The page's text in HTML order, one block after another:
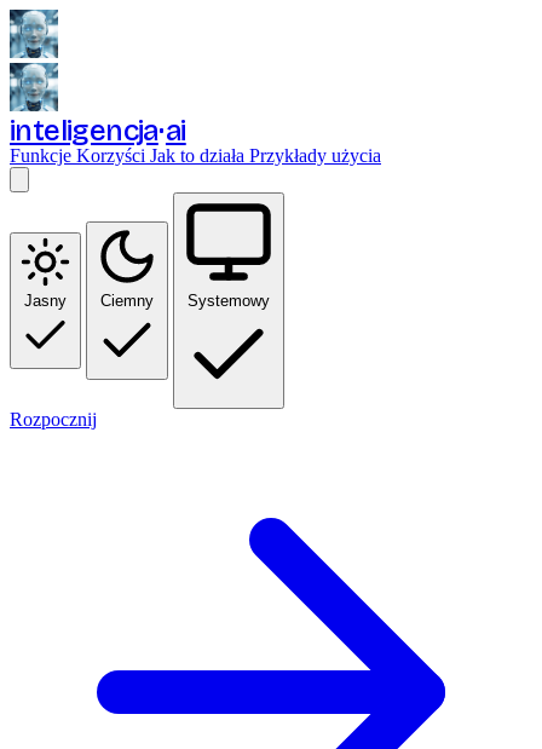
inteligencja ai
Funkcje Korzyści Jak to działa Przykłady użycia
Jasny Ciemny Systemowy
Rozpocznij